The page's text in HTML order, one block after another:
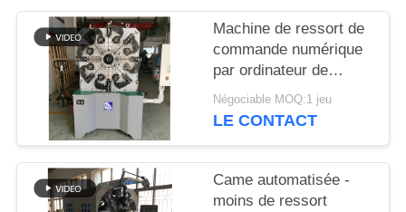
DU
SITE
PRIVACY
POLICY
Machine de ressort de
commande numérique
par ordinateur de
Controlller de 3 axes
guide la machine de
Négociable MOQ:1 jeu
LE CONTACT
Came automatisée -
moins de ressort